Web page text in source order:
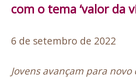
com o tema ‘valor da
6 de setembro de 2022
Jovens avançam para novo